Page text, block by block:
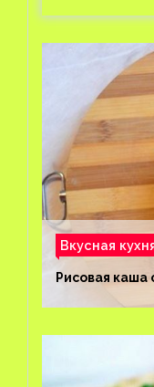
Вкусная
Рисовая каша